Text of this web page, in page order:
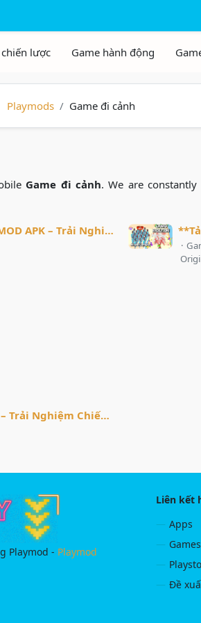
Playmods Game đi cảnh
Game đi cảnh. We are
Tải Plants vs Zombies MOD APK – Trải Nghiệm Game Chiến Thuật Hấp Dẫn
·
7Billion Zombies MOD – Trải Nghiệm Chiến Thuật Phòng Thủ Đột Phá
Playmod - Playmod
Liên kết
Apps
Games
Đề